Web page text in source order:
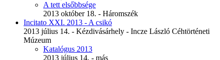
A tett elsőbbsége
2013 október 18. - Háromszék
Incitato XXI. 2013 - A csikó
2013 július 14. - Kézdivásárhely - Incze László Céhtörténeti
Múzeum
Katalógus 2013
2013 július 14. - más